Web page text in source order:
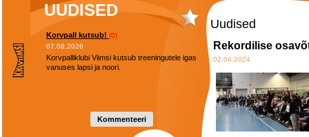
UUDISED
Korvpall kutsub! (0)
07.08.2026
Korvpalliklubi Viimsi kutsub treeningutele igas
vanuses lapsi ja noori.
Kommenteeri
Uudised
Rekordilise
02.04.2024